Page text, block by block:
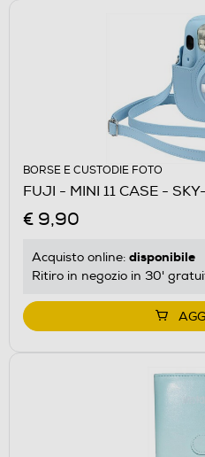
BORSE E CUSTODIE FOTO
FUJI - MINI 11 CASE -
€ 9,90
Acquisto online: disponibile
Ritiro in negozio in 30'